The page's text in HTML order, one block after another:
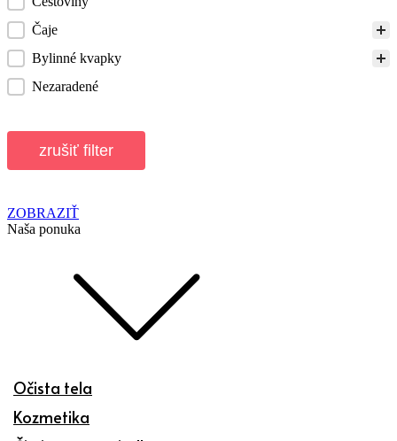
Čaje
Bylinné kvapky
Nezaradené
zrušiť filter
ZOBRAZIŤ
Naša ponuka
Očista tela
Kozmetika